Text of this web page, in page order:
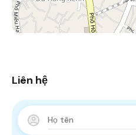
Liên hệ